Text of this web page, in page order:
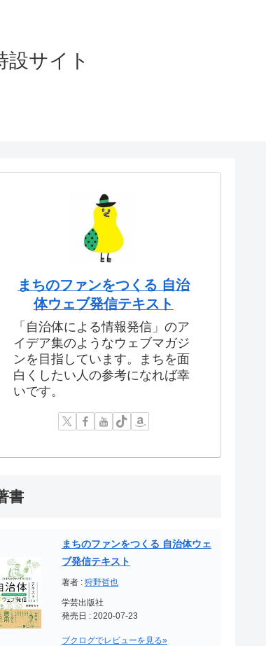
設サイト
まちのファンをつくる 自治
体ウェブ発信テキスト
「自治体による情報発信」のア
イデア集のようなウェブマガジ
ンを目指しています。まちを面
白くしたい人の参考になれば幸
いです。
書
まちのファンをつくる 自治体ウェ
ブ発信テキスト
著者 : 狩野哲也
学芸出版社
発売日 : 2020-07-23
ブクログでレビューを見る»